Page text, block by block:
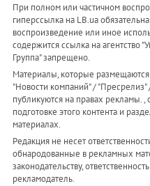
При полном или частичном
гиперссылка на LB.ua
воспроизведение или иное
содержится ссылка на агентство
Группа" запрещено.
Материалы, которые
"Новости компаний" /
публикуются на правах рекламы. ,
подготовке этого контента и
материалах.
Редакция не несет
обнародованные в рекламных
законодательству,
рекламодатель.